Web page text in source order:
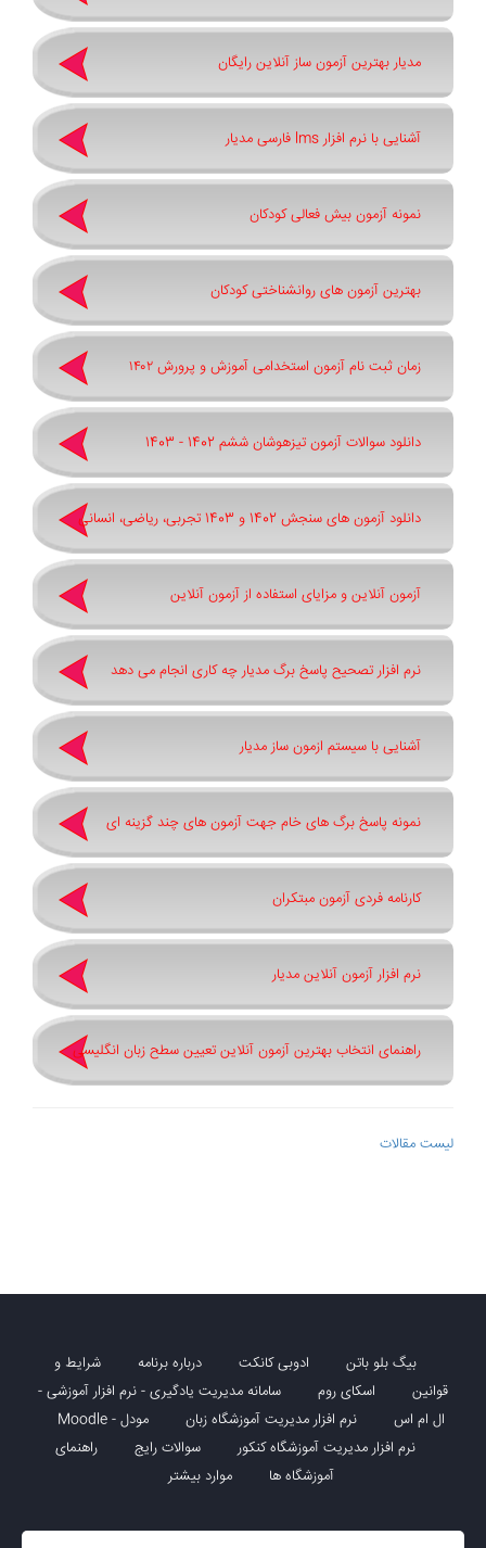
مدیار بهترین آزمون ساز آنلاین رایگان
آشنایی با نرم افزار lms فارسی مدیار
نمونه آزمون بیش فعالی کودکان
بهترین آزمون های روانشناختی کودکان
زمان ثبت نام آزمون استخدامی آموزش و پرورش ۱۴۰۲
دانلود سوالات آزمون تیزهوشان ششم 1402 - 1403
دانلود آزمون های سنجش 1402 و 1403 تجربی، ریاضی، انسانی
آزمون آنلاین و مزایای استفاده از آزمون آنلاین
نرم افزار تصحیح پاسخ برگ مدیار چه کاری انجام می دهد
آشنایی با سیستم ازمون ساز مدیار
نمونه پاسخ برگ های خام جهت آزمون های چند گزینه ای
کارنامه فردی آزمون مبتکران
نرم افزار آزمون آنلاین مدیار
راهنمای انتخاب بهترین آزمون آنلاین تعیین سطح زبان انگلیسی
لیست مقالات
بیگ بلو باتن ادوبی کانکت درباره برنامه
شرایط و
قوانین
اسکای روم
سامانه مدیریت یادگیری - نرم افزار آموزشی -
ال ام اس
نرم افزار مدیریت آموزشگاه زبان
مودل - Moodle
نرم افزار مدیریت آموزشگاه کنکور
سوالات رایج
راهنمای
آموزشگاه ها
موارد بیشتر